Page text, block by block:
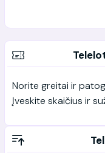
Norite greitai ir
Įveskite skaičius ir